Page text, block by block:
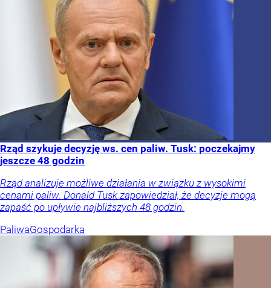
Rząd szykuje decyzję ws. cen paliw. Tusk: poczekajmy
jeszcze 48 godzin
Rząd analizuje możliwe działania w związku z wysokimi
cenami paliw. Donald Tusk zapowiedział, że decyzje mogą
zapaść po upływie najbliższych 48 godzin.
PaliwaGospodarka